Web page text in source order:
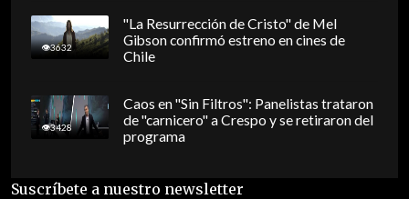
3632
"La Resurrección de Cristo" de Mel
Gibson confirmó estreno en cines de
Chile
3428
Caos en "Sin Filtros": Panelistas trataron
de "carnicero" a Crespo y se retiraron del
programa
Suscríbete a nuestro newsletter